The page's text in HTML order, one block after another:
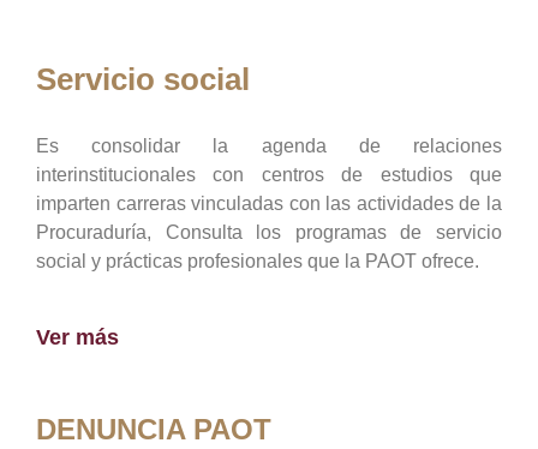
Servicio social
Es consolidar la agenda de relaciones
interinstitucionales con centros de estudios que
imparten carreras vinculadas con las actividades de la
Procuraduría, Consulta los programas de servicio
social y prácticas profesionales que la PAOT ofrece.
Ver más
DENUNCIA PAOT